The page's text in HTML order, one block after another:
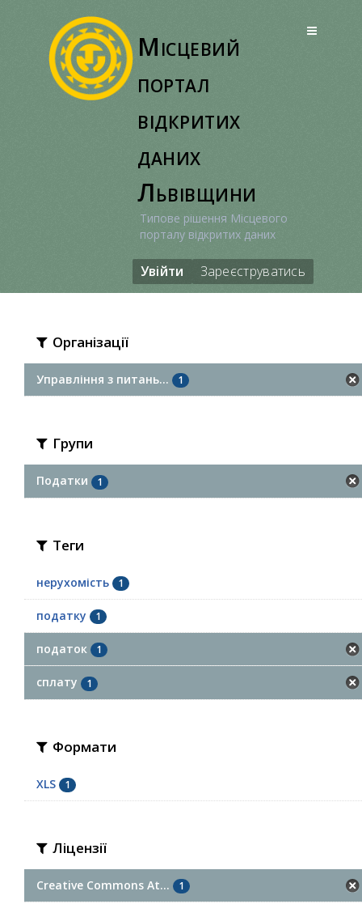
Місцевий
портал
відкритих
даних
Львівщини
Типове рішення Місцевого
порталу відкритих даних
Увійти Зареєструватись
Організації
Управління з питань... 1
Групи
Податки 1
Теги
нерухомість 1
податку 1
податок 1
сплату 1
Формати
XLS 1
Ліцензії
Creative Commons At... 1